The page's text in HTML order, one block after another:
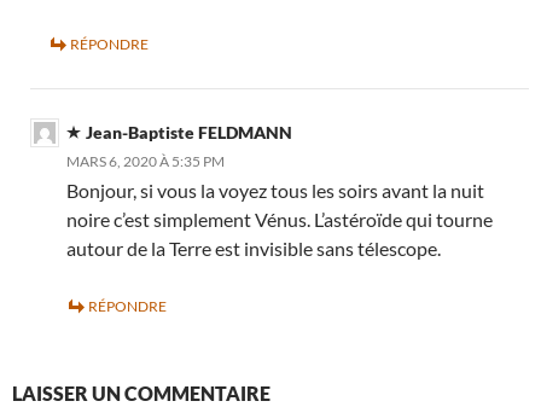
RÉPONDRE
Jean-Baptiste FELDMANN
MARS 6, 2020 À 5:35 PM
Bonjour, si vous la voyez tous les soirs avant la nuit
noire c’est simplement Vénus. L’astéroïde qui tourne
autour de la Terre est invisible sans télescope.
RÉPONDRE
LAISSER UN COMMENTAIRE